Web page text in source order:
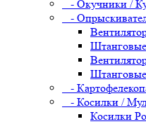
- Окучники /
-
-
- Косилки /
Косилки